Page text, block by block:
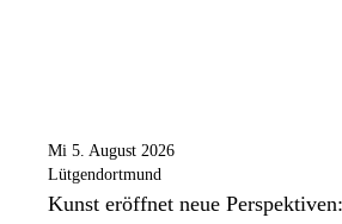
Mi 5. August 2026
Lütgendortmund
Kunst eröffnet neue